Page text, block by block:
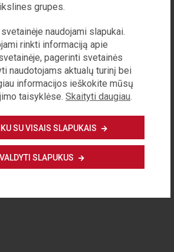
grupes.
naudojami slapukai.
rinkti informaciją apie
pagerinti svetainės
naudotojams aktualų turinį bei
informacijos ieškokite mūsų
taisyklėse. Skaityti daugiau.
SU VISAIS SLAPUKAIS
VALDYTI SLAPUKUS